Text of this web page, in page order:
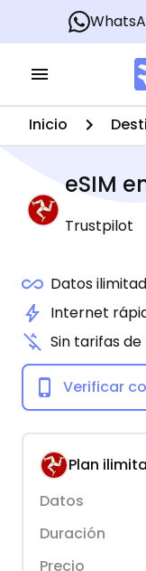
Inicio
eSIM
Trustpilot
Datos
Internet
Sin tarifas
Verificar
Plan
Datos
Duración
Precio